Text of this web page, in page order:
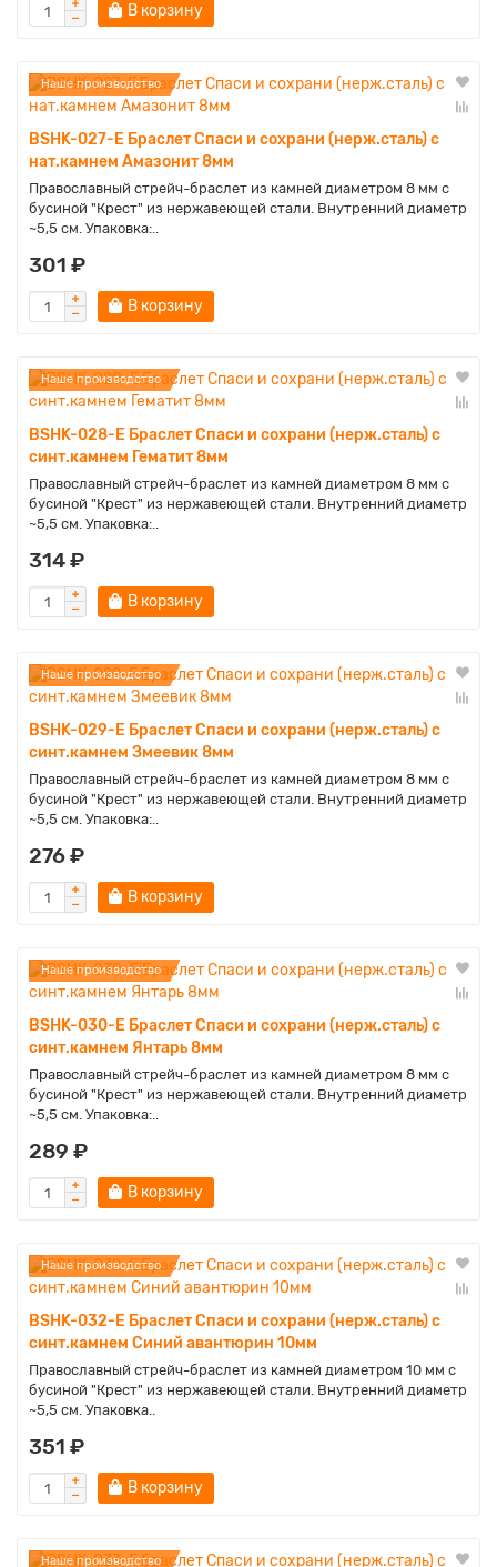
В корзину
Наше производство
BSHK-027-E Браслет Спаси и сохрани (нерж.сталь) с
нат.камнем Амазонит 8мм
Православный стрейч-браслет из камней диаметром 8 мм с
бусиной "Крест" из нержавеющей стали. Внутренний диаметр
~5,5 см. Упаковка:..
301 ₽
В корзину
Наше производство
BSHK-028-E Браслет Спаси и сохрани (нерж.сталь) с
синт.камнем Гематит 8мм
Православный стрейч-браслет из камней диаметром 8 мм с
бусиной "Крест" из нержавеющей стали. Внутренний диаметр
~5,5 см. Упаковка:..
314 ₽
В корзину
Наше производство
BSHK-029-E Браслет Спаси и сохрани (нерж.сталь) с
синт.камнем Змеевик 8мм
Православный стрейч-браслет из камней диаметром 8 мм с
бусиной "Крест" из нержавеющей стали. Внутренний диаметр
~5,5 см. Упаковка:..
276 ₽
В корзину
Наше производство
BSHK-030-E Браслет Спаси и сохрани (нерж.сталь) с
синт.камнем Янтарь 8мм
Православный стрейч-браслет из камней диаметром 8 мм с
бусиной "Крест" из нержавеющей стали. Внутренний диаметр
~5,5 см. Упаковка:..
289 ₽
В корзину
Наше производство
BSHK-032-E Браслет Спаси и сохрани (нерж.сталь) с
синт.камнем Синий авантюрин 10мм
Православный стрейч-браслет из камней диаметром 10 мм с
бусиной "Крест" из нержавеющей стали. Внутренний диаметр
~5,5 см. Упаковка..
351 ₽
В корзину
Наше производство